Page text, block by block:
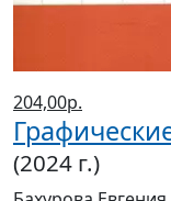
204,00р.
(2024 г.)